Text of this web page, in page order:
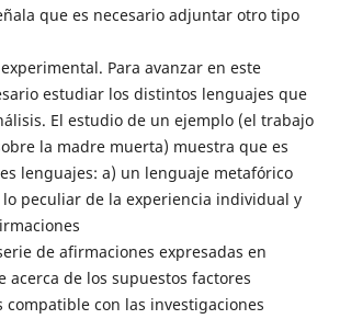
que es necesario adjuntar otro tipo
Para avanzar en este
estudiar los distintos lenguajes que
El estudio de un ejemplo (el trabajo
la madre muerta) muestra que es
lenguajes: a) un lenguaje metafórico
peculiar de la experiencia individual y
de afirmaciones expresadas en
acerca de los supuestos factores
compatible con las investigaciones